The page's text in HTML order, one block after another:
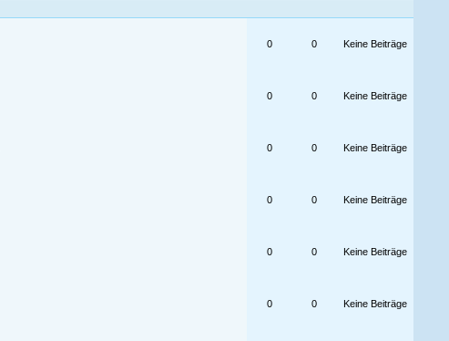
0 0 Keine Beiträge
0 0 Keine Beiträge
0 0 Keine Beiträge
0 0 Keine Beiträge
0 0 Keine Beiträge
0 0 Keine Beiträge